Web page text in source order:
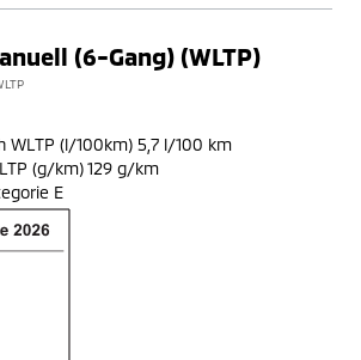
(6-Gang) (WLTP)
WLTP (l/100km) 5,7 l/100 km
(g/km) 129 g/km
E